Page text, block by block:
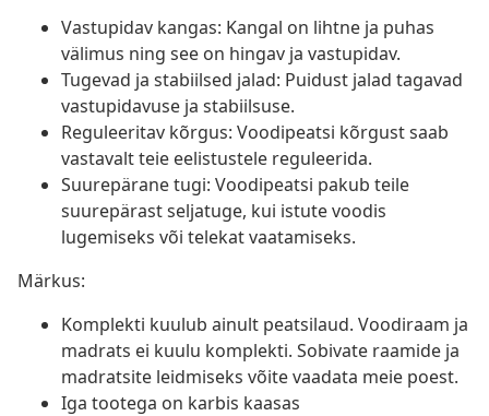
Vastupidav kangas: Kangal on lihtne ja puhas
välimus ning see on hingav ja vastupidav.
Tugevad ja stabiilsed jalad: Puidust jalad tagavad
vastupidavuse ja stabiilsuse.
Reguleeritav kõrgus: Voodipeatsi kõrgust saab
vastavalt teie eelistustele reguleerida.
Suurepärane tugi: Voodipeatsi pakub teile
suurepärast seljatuge, kui istute voodis
lugemiseks või telekat vaatamiseks.
Märkus:
Komplekti kuulub ainult peatsilaud. Voodiraam ja
madrats ei kuulu komplekti. Sobivate raamide ja
madratsite leidmiseks võite vaadata meie poest.
Iga tootega on karbis kaasas